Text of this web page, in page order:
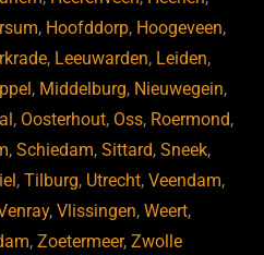
, Hoofddorp, Hoogeveen,
, Leeuwarden, Leiden,
, Middelburg, Nieuwegein,
, Oosterhout, Oss, Roermond,
, Schiedam, Sittard, Sneek,
,Tilburg, Utrecht,Veendam,
,Vlissingen,Weert,
,Zoetermeer,Zwolle